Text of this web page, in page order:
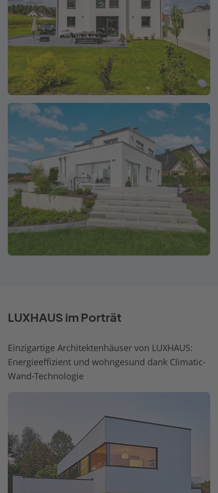
LUXHAUS im Porträt
Einzigartige Architektenhäuser von LUXHAUS:
Energieeffizient und wohngesund dank Climatic-
Wand-Technologie